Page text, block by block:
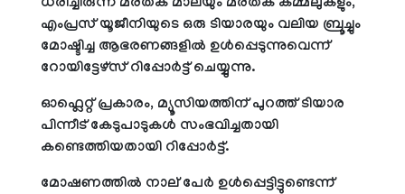
ധരിച്ചിരുന്ന മരതക മാലയും മരതക കമ്മലുകളും,
എംപ്രസ് യൂജീനിയുടെ ഒരു ടിയാരയും വലിയ ബ്രൂച്ചും
മോഷ്ടിച്ച ആഭരണങ്ങളില്‍ ഉള്‍പ്പെടുന്നുവെന്ന്
റോയിട്ടേഴ്സ് റിപ്പോര്‍ട്ട് ചെയ്യുന്നു.
ഓഫ്ലെറ്റ് പ്രകാരം, മ്യൂസിയത്തിന് പുറത്ത് ടിയാര
പിന്നീട് കേടുപാടുകള്‍ സംഭവിച്ചതായി
കണ്ടെത്തിയതായി റിപ്പോര്‍ട്ട്.
മോഷണത്തില്‍ നാല് പേര്‍ ഉള്‍പ്പെട്ടിട്ടുണ്ടെന്ന്